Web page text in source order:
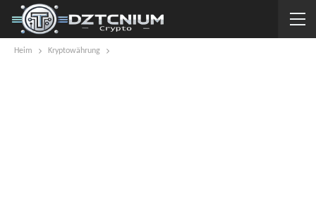
Heim Kryptowährung